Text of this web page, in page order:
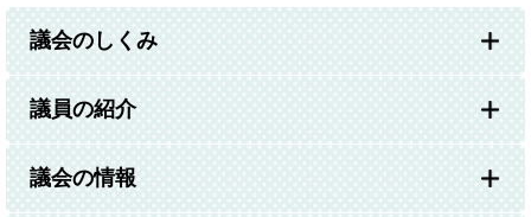
議会のしくみ
議員の紹介
議会の情報